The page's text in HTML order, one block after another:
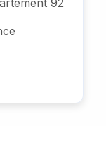
92